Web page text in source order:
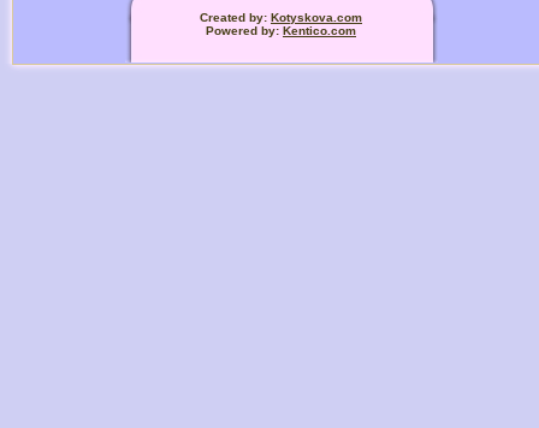
Created by: Kotyskova.com
Powered by: Kentico.com